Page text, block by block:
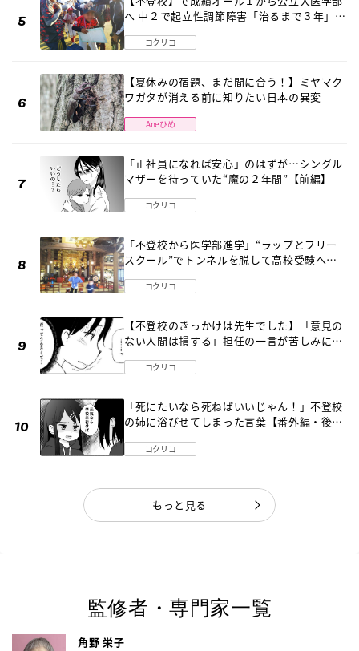
へ 中２で起立性調節障害「治るまで３年」の
コクリコ
【夏休みの宿題、まだ間に合う！】ミヤマク
ワガタが消える前に知りたい日本の異変
Aneひめ
「正社員になれば安心」のはずが…シングル
マザーを待っていた“魔の２年間”【前編】
コクリコ
「不登校から医学部進学」“ラップとフリー
スクール”でトンネルを脱して高校受験へ
コクリコ
【不登校のきっかけは先生でした】「意見の
ない人間は損する」担任の一言が苦しみに…
コクリコ
「死にたいなら死ねばいいじゃん！」不登校
の姉に浴びせてしまった言葉【番外編・後
コクリコ
もっと見る
監修者・専門家一覧
角野 栄子